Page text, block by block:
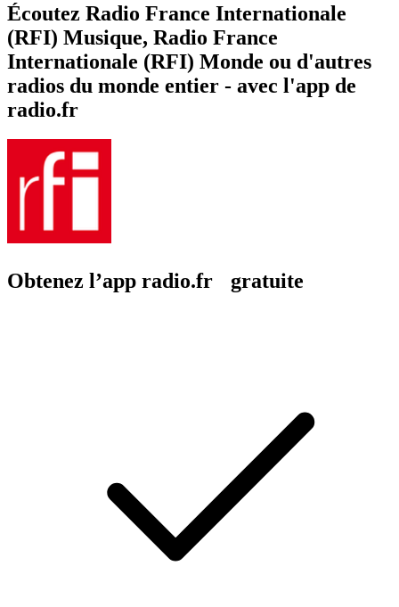
Écoutez Radio France Internationale
(RFI) Musique, Radio France
Internationale (RFI) Monde ou d'autres
radios du monde entier - avec l'app de
radio.fr
Obtenez l’app radio.fr gratuite